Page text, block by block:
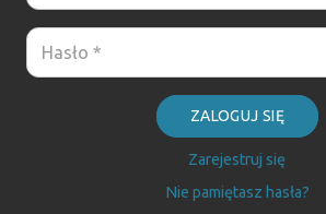
ZALOGUJ SIĘ
Zarejestruj się
Nie pamiętasz hasła?